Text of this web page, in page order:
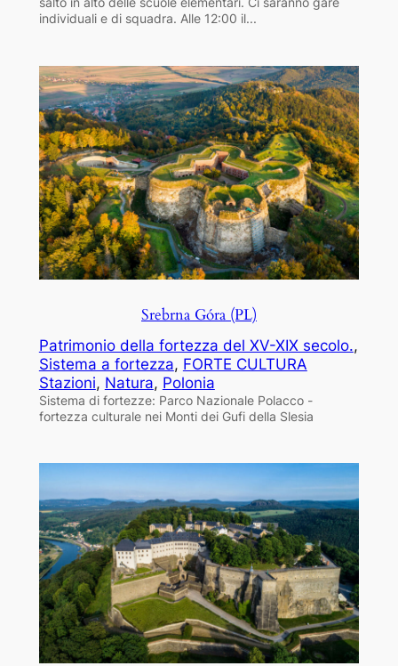
individuali e di squadra. Alle 12:00 il...
Srebrna Góra (PL)
Patrimonio della fortezza del XV-XIX secolo.
Sistema a fortezza, FORTE CULTURA
Stazioni, Natura, Polonia
Sistema di fortezze: Parco Nazionale Polacco -
fortezza culturale nei Monti dei Gufi della Slesia